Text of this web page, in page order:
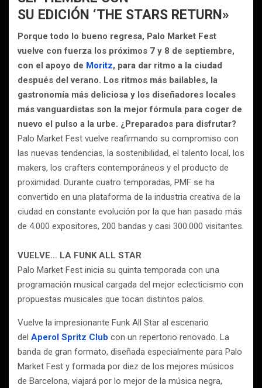
SU EDICIÓN ‘THE STARS RETURN»
Porque todo lo bueno regresa, Palo Market Fest
vuelve con fuerza los próximos 7 y 8 de septiembre,
con el apoyo de Moritz, para dar ritmo a la ciudad
después del verano. Los ritmos más bailables, la
gastronomía más deliciosa y los diseñadores locales
más vanguardistas son la mejor fórmula para coger de
nuevo el pulso a la urbe. ¿Preparados para disfrutar?
Palo Market Fest vuelve reafirmando su compromiso con
las nuevas tendencias, la sostenibilidad, el talento local, los
makers, los crafters contemporáneos y el producto de
proximidad. Durante cuatro temporadas, PMF se ha
convertido en una plataforma de la industria creativa de la
ciudad en constante evolución por la que han pasado más
de 4.000 expositores, 200 bandas y casi 300.000 visitantes.
VUELVE… LA FUNK ALL STAR
Palo Market Fest inicia su quinta temporada con una
programación musical cargada del mejor eclecticismo con
propuestas musicales que tocan distintos palos.
Vuelve la impresionante Funk All Star al escenario
del Aperol Spritz Club con un repertorio renovado. La
banda de gran formato, diseñada especialmente para Palo
Market Fest y formada por diez de los mejores músicos
de Barcelona, viajará por lo mejor de la música negra,